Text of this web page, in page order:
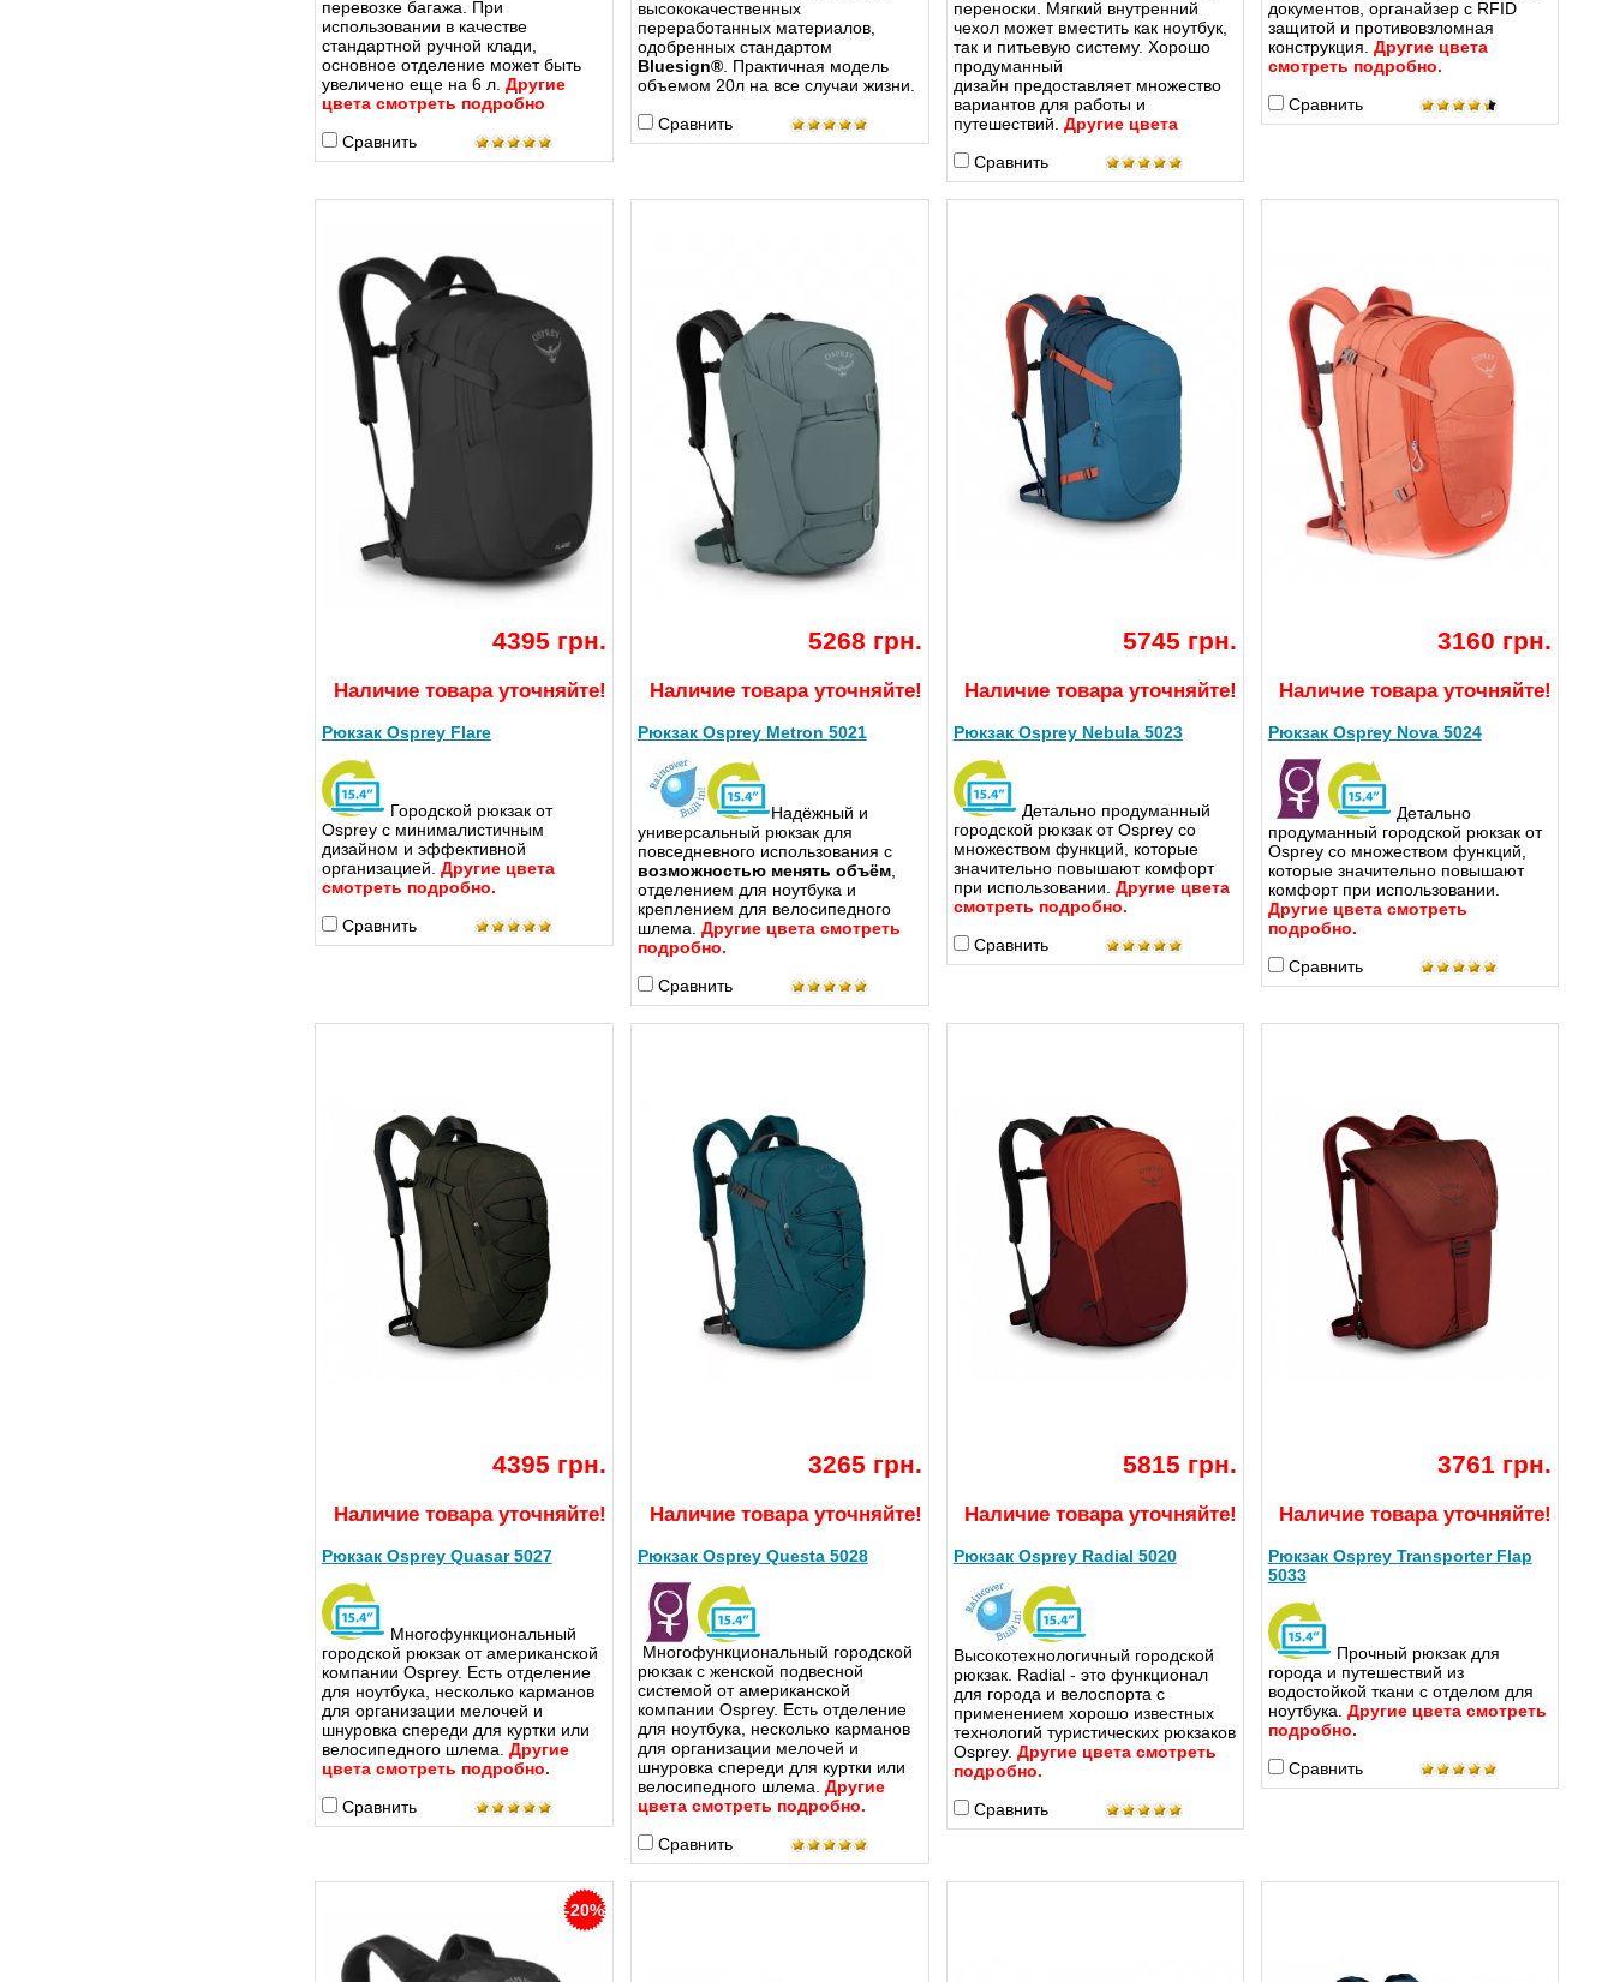
перевозке багажа. При
использовании в качестве
стандартной ручной клади,
основное отделение может быть
увеличено еще на 6 л. Другие
цвета смотреть подробно
Сравнить
высококачественных
переработанных материалов,
одобренных стандартом
Bluesign®. Практичная модель
объемом 20л на все случаи жизни.
Сравнить
переноски. Мягкий внутренний
чехол может вместить как ноутбук,
так и питьевую систему. Хорошо
продуманный
дизайн предоставляет множество
вариантов для работы и
путешествий. Другие цвета
Сравнить
документов, органайзер с RFID
защитой и противовзломная
конструкция. Другие цвета
смотреть подробно.
Сравнить
4395 грн.
Наличие товара уточняйте!
Рюкзак Osprey Flare
Городской рюкзак от
Osprey с минималистичным
дизайном и эффективной
организацией. Другие цвета
смотреть подробно.
Сравнить
5268 грн.
Наличие товара уточняйте!
Рюкзак Osprey Metron 5021
Надёжный и
универсальный рюкзак для
повседневного использования с
возможностью менять объём,
отделением для ноутбука и
креплением для велосипедного
шлема. Другие цвета смотреть
подробно.
Сравнить
5745 грн.
Наличие товара уточняйте!
Рюкзак Osprey Nebula 5023
Детально продуманный
городской рюкзак от Osprey со
множеством функций, которые
значительно повышают комфорт
при использовании. Другие цвета
смотреть подробно.
Сравнить
3160 грн.
Наличие товара уточняйте!
Рюкзак Osprey Nova 5024
Детально
продуманный городской рюкзак от
Osprey со множеством функций,
которые значительно повышают
комфорт при использовании.
Другие цвета смотреть
подробно.
Сравнить
4395 грн.
Наличие товара уточняйте!
Рюкзак Osprey Quasar 5027
Многофункциональный
городской рюкзак от американской
компании Osprey. Есть отделение
для ноутбука, несколько карманов
для организации мелочей и
шнуровка спереди для куртки или
велосипедного шлема. Другие
цвета смотреть подробно.
Сравнить
3265 грн.
Наличие товара уточняйте!
Рюкзак Osprey Questa 5028
Многофункциональный городской
рюкзак с женской подвесной
системой от американской
компании Osprey. Есть отделение
для ноутбука, несколько карманов
для организации мелочей и
шнуровка спереди для куртки или
велосипедного шлема. Другие
цвета смотреть подробно.
Сравнить
5815 грн.
Наличие товара уточняйте!
Рюкзак Osprey Radial 5020
Высокотехнологичный городской
рюкзак. Radial - это функционал
для города и велоспорта с
применением хорошо известных
технологий туристических рюкзаков
Osprey. Другие цвета смотреть
подробно.
Сравнить
3761 грн.
Наличие товара уточняйте!
Рюкзак Osprey Transporter Flap
5033
Прочный рюкзак для
города и путешествий из
водостойкой ткани с отделом для
ноутбука. Другие цвета смотреть
подробно.
Сравнить
-20%